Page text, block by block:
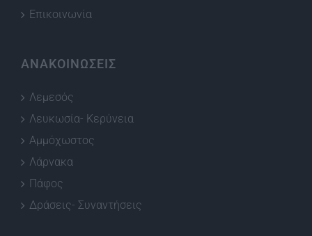
Επικοινωνία
ΑΝΑΚΟΙΝΩΣΕΙΣ
Λεμεσός
Λευκωσία- Κερύνεια
Αμμόχωστος
Λάρνακα
Πάφος
Δράσεις- Συναντήσεις